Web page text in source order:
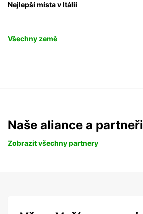
Nejlepší místa v Itálii
Všechny země
Naše aliance a partneři
Zobrazit všechny partnery